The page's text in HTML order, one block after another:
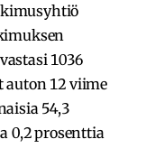
1036
auton 12 viime
54,3
0,2 prosenttia